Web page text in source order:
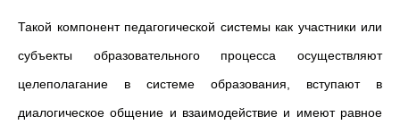
Такой компонент педагогической системы как участники или
субъекты образовательного процесса осуществляют
целеполагание в системе образования, вступают в
диалогическое общение и взаимодействие и имеют равное